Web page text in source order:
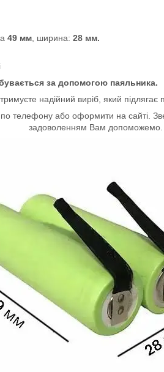
49 мм , ширина: 28 мм.
за допомогою паяльника.
надійний виріб, який підлягає
телефону або оформити на сайті.
задоволенням Вам допоможемо.